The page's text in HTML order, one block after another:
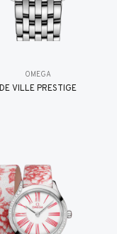
OMEGA
DE VILLE PRESTIGE